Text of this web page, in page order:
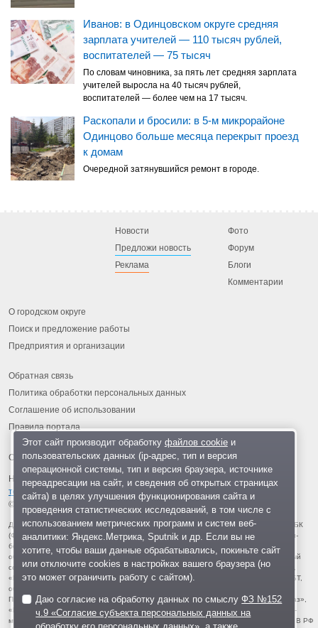
Иванов: в Одинцовском округе средняя
зарплата учителей — 110 тысяч рублей,
воспитателей — 75 тысяч
По словам чиновника, за пять лет средняя зарплата
учителей выросла на 40 тысяч рублей,
воспитателей — более чем на 17 тысяч.
Раскопали и бросили: в 5-м микрорайоне
Одинцово больше месяца перекрыт проезд
к домам
Очередной затянувшийся ремонт в городе.
Новости
Предложи новость
Реклама
Фото
Форум
Блоги
Комментарии
О городском округе
Поиск и предложение работы
Предприятия и организации
Обратная связь
Политика обработки персональных данных
Соглашение об использовании
Правила портала
На информационном ресурсе применяются
технологии
© 2013-2026 «ОИНФО»,
сделано в Одинцово
Для читателей: В России признаны экстремистскими и запрещены организации ФБК
(Фонд борьбы с коррупцией, признан иноагентом), Штабы Навального, «Национал-
большевистская партия», «Свидетели Иеговы», «Армия воли народа», «Русский
общенациональный союз», «Движение против нелегальной иммиграции», «Правый
сектор», УНА-УНСО, УПА, «Тризуб им. Степана Бандеры», «Мизантропик дивижн»,
«Меджлис крымскотатарского народа», движение «Артподготовка», движение ЛГБТ,
общероссийская политическая партия «Воля», АУЕ, батальоны «Азов» и «Айдар».
Признаны террористическими и запрещены: «Движение Талибан», «Имарат Кавказ»,
«Исламское государство» (ИГ, ИГИЛ), Джебхад-ан-Нусра, «АУМ Синрике», «Братья-
мусульмане», «Аль-Каида в странах исламского Магриба», «Сеть», «Колумбайн». В РФ
Этот сайт производит обработку файлов cookieи
пользовательских данных (ip-адрес, тип и версия
операционной системы, тип и версия браузера, источнике
переадресации на сайт, и сведения об открытых страницах
сайта) в целях улучшения функционирования сайта и
проведения статистических исследований, в том числе с
использованием метрических программ и систем веб-
аналитики: Яндекс.Метрика, Sputnik и др. Если вы не
хотите, чтобы ваши данные обрабатывались, покиньте сайт
или отключите cookies в настройках вашего браузера (но
это может ограничить работу с сайтом).
Даю согласие на обработку данных по смыслуФЗ №152
ч.9 «Согласие субъекта персональных данных на
обработку его персональных данных» , а также